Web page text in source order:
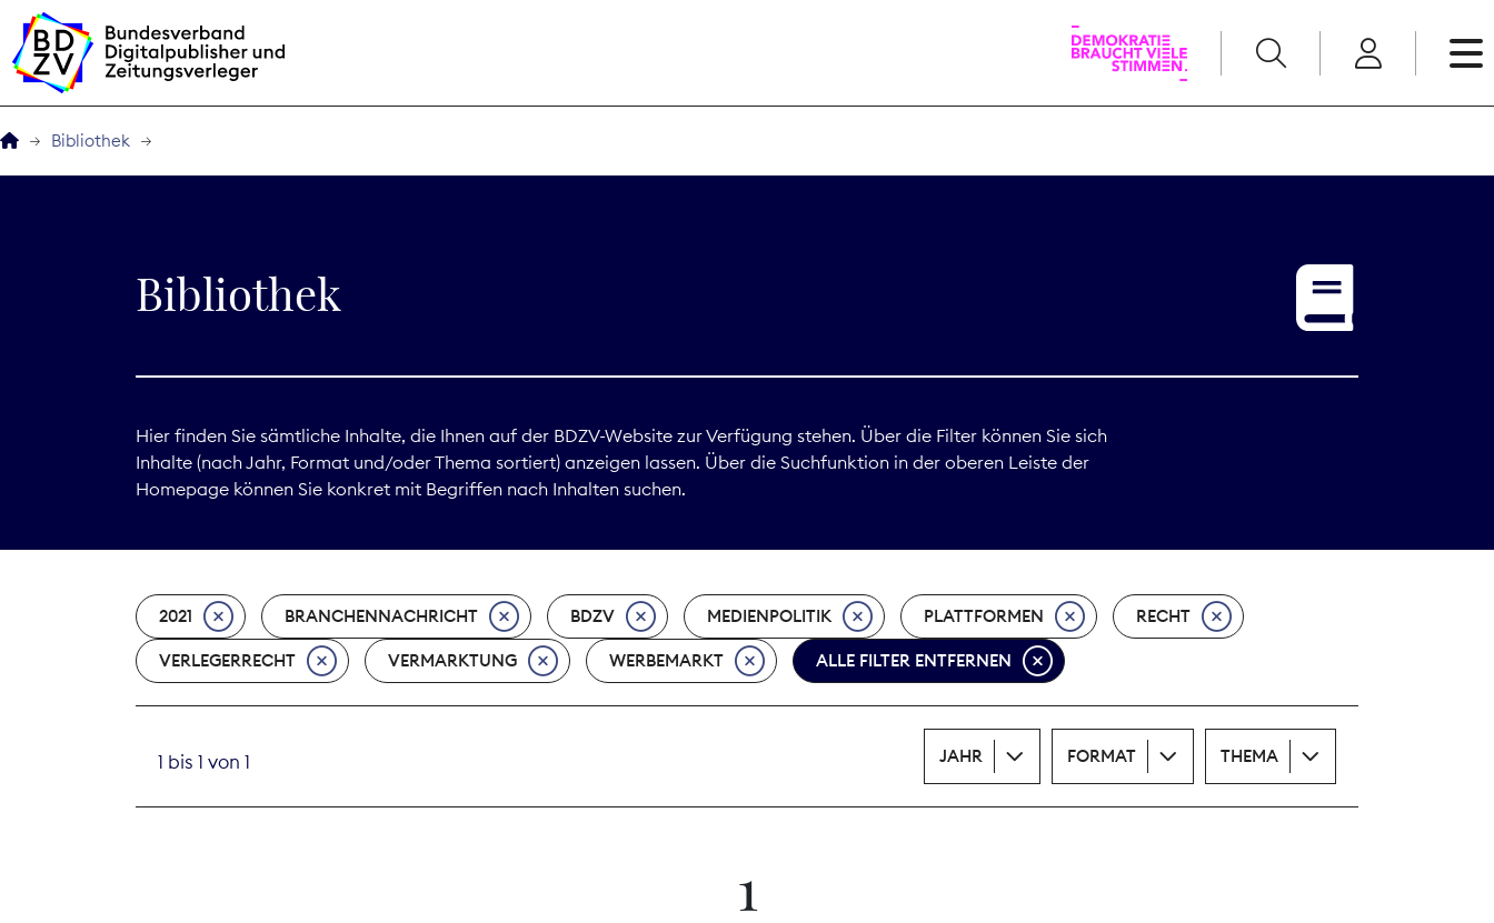
BDZVplus GmbH
Service
Print
Bibliothek
Bibliothek
Hier finden Sie sämtliche Inhalte, die Ihnen auf der BDZV-Website zur Verfügung stehen. Über die Filter können Sie sich
Inhalte (nach Jahr, Format und/oder Thema sortiert) anzeigen lassen. Über die Suchfunktion in der oberen Leiste der
Homepage können Sie konkret mit Begriffen nach Inhalten suchen.
2021 BRANCHENNACHRICHT BDZV MEDIENPOLITIK PLATTFORMEN RECHT
VERLEGERRECHT VERMARKTUNG WERBEMARKT ALLE FILTER ENTFERNEN
1 bis 1 von 1 JAHR FORMAT THEMA
1